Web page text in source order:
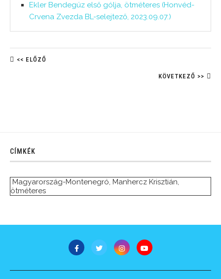
Ekler Bendegúz első gólja, ötméteres (Honvéd-
Crvena Zvezda BL-selejtező, 2023.09.07.)
<< ELŐZŐ
KÖVETKEZŐ >>
CÍMKÉK
Magyarország-Montenegró, Manhercz Krisztián,
ötméteres